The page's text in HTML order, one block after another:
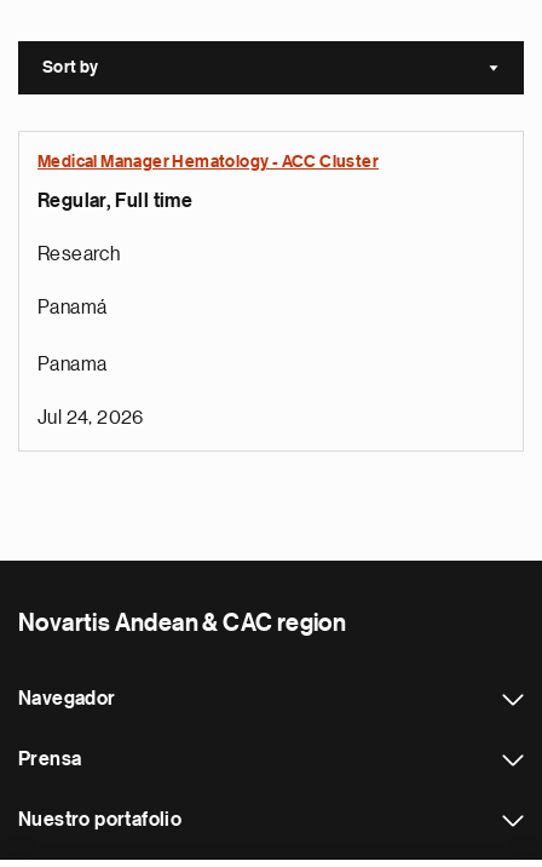
Sort by Sort
Medical Manager Hematology - ACC Cluster
Regular, Full time
Research
Panamá
Panama
Jul 24, 2026
Novartis Andean & CAC region
Navegador
Prensa
Nuestro portafolio